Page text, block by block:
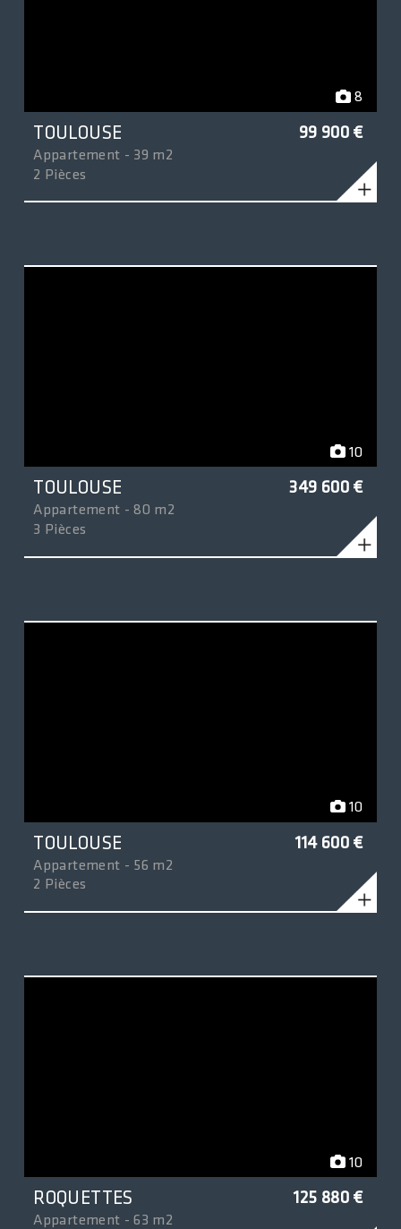
TOULOUSE 99 900 €
Appartement - 39 m2
2 Pièces
8
TOULOUSE 349 600 €
Appartement - 80 m2
3 Pièces
10
TOULOUSE 114 600 €
Appartement - 56 m2
2 Pièces
10
ROQUETTES 125 880 €
Appartement - 63 m2
10